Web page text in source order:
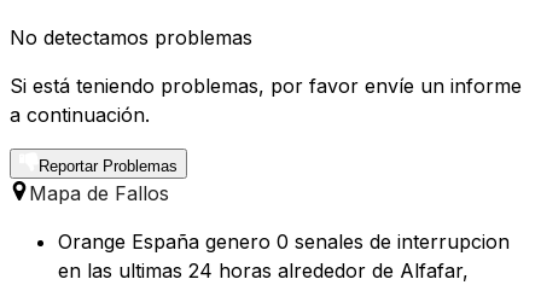
No detectamos problemas
Si está teniendo problemas, por favor envíe un informe
a continuación.
Reportar Problemas
Mapa de Fallos
Orange España genero 0 senales de interrupcion
en las ultimas 24 horas alrededor de Alfafar,